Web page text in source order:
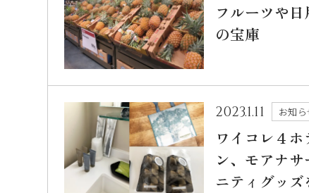
フルーツや
の宝庫
2023.1.11 お知ら
ワイコレ４
ン、モアナ
ニティグッズ